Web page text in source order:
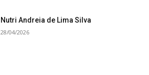
Nutri Andreia de Lima Silva
28/04/2026